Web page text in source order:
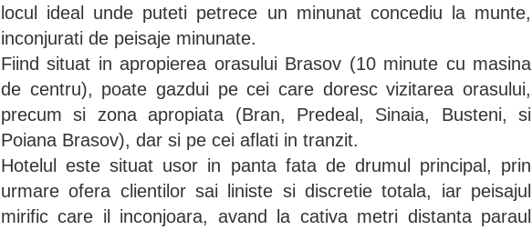
locul ideal unde puteti petrece un minunat concediu la munte,
inconjurati de peisaje minunate.
Fiind situat in apropierea orasului Brasov (10 minute cu masina
de centru), poate gazdui pe cei care doresc vizitarea orasului,
precum si zona apropiata (Bran, Predeal, Sinaia, Busteni, si
Poiana Brasov), dar si pe cei aflati in tranzit.
Hotelul este situat usor in panta fata de drumul principal, prin
urmare ofera clientilor sai liniste si discretie totala, iar peisajul
mirific care il inconjoara, avand la cativa metri distanta paraul